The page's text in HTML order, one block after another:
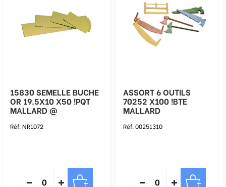
15830 SEMELLE BUCHE
OR 19.5X10 X50 !PQT
MALLARD @
Réf. NR1072
ASSORT 6 OUTILS
70252 X100 !BTE
MALLARD
Réf. 00251310